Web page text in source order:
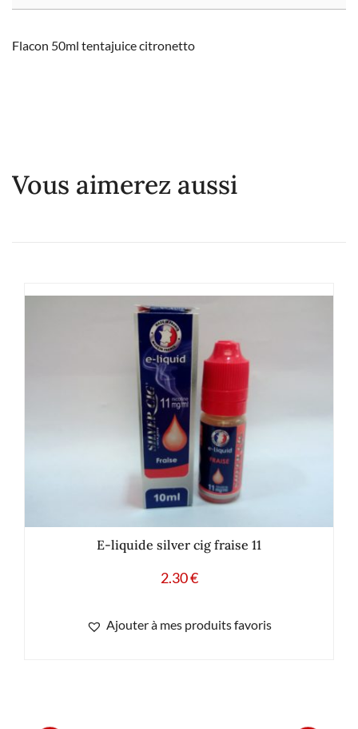
Flacon 50ml tentajuice citronetto
Vous aimerez aussi
E-liquide silver cig fraise 11
2.30€
Ajouter à mes produits favoris